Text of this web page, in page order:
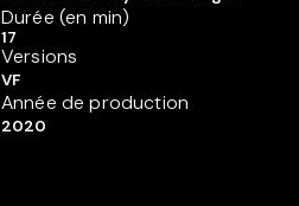
Durée (en min)
17
Versions
VF
Année de production
2020